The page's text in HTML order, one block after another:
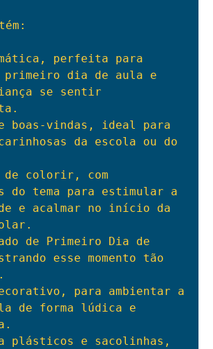
perfeita para
primeiro dia de aula e
se sentir
boas-vindas, ideal para
carinhosas da escola ou do
colorir, com
do tema para estimular a
e acalmar no início da
de Primeiro Dia de
esse momento tão
para ambientar a
de forma lúdica e
plásticos e sacolinhas,